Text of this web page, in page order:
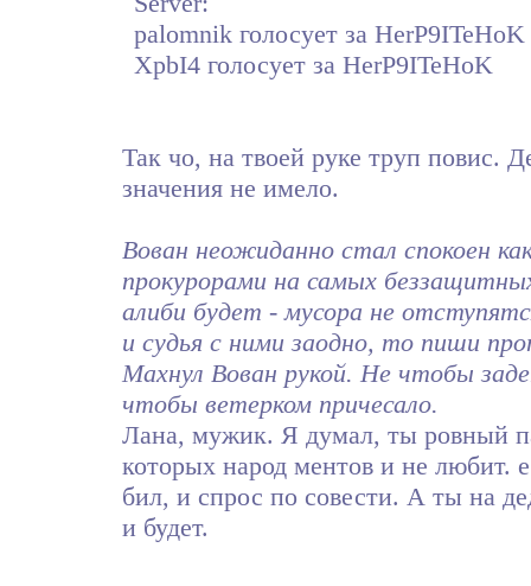
palomnik голосует за HerP9ITeHoK
XpbI4 голосует за HerP9ITeHoK
Так чо, на твоей руке труп повис.
значения не имело.
Вован неожиданно стал спокоен
прокурорами на самых
алиби будет - мусора не
и судья с ними заодно, то пиши
Махнул Вован рукой. Не чтобы
чтобы ветерком причесало.
Лана, мужик. Я думал, ты ровный
которых народ ментов и не любит.
бил, и спрос по совести. А ты на
и будет.